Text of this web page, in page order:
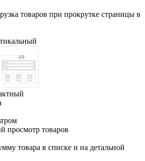
товаров при прокрутке страницы в
просмотр товаров
товара в списке и на детальной